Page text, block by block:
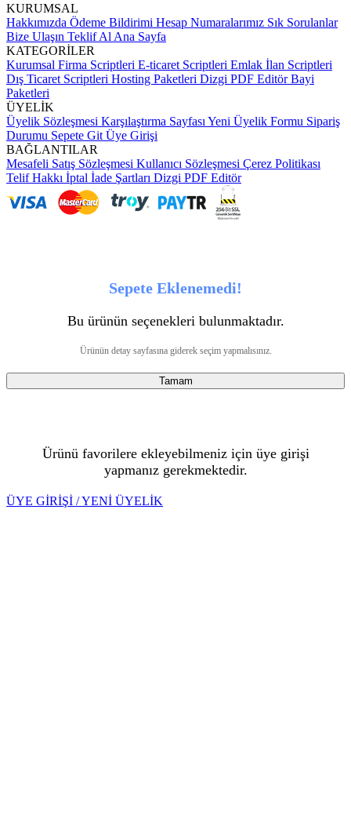
KURUMSAL
Hakkımızda Ödeme Bildirimi Hesap Numaralarımız Sık Sorulanlar
Bize Ulaşın Teklif Al Ana Sayfa
KATEGORİLER
Kurumsal Firma Scriptleri E-ticaret Scriptleri Emlak İlan Scriptleri
Dış Ticaret Scriptleri Hosting Paketleri Dizgi PDF EditörBayi
Paketleri
ÜYELİK
Üyelik Sözleşmesi Karşılaştırma Sayfası Yeni Üyelik Formu Sipariş
Durumu Sepete Git Üye Girişi
BAĞLANTILAR
Mesafeli Satış Sözleşmesi Kullanıcı Sözleşmesi Çerez Politikası
Telif Hakkı İptal İade Şartları Dizgi PDF Editör
Sepete Eklenemedi!
Bu ürünün seçenekleri bulunmaktadır.
Ürünün detay sayfasına giderek seçim yapmalısınız.
Tamam
Ürünü favorilere ekleyebilmeniz için üye girişi
yapmanız gerekmektedir.
ÜYE GİRİŞİ / YENİ ÜYELİK